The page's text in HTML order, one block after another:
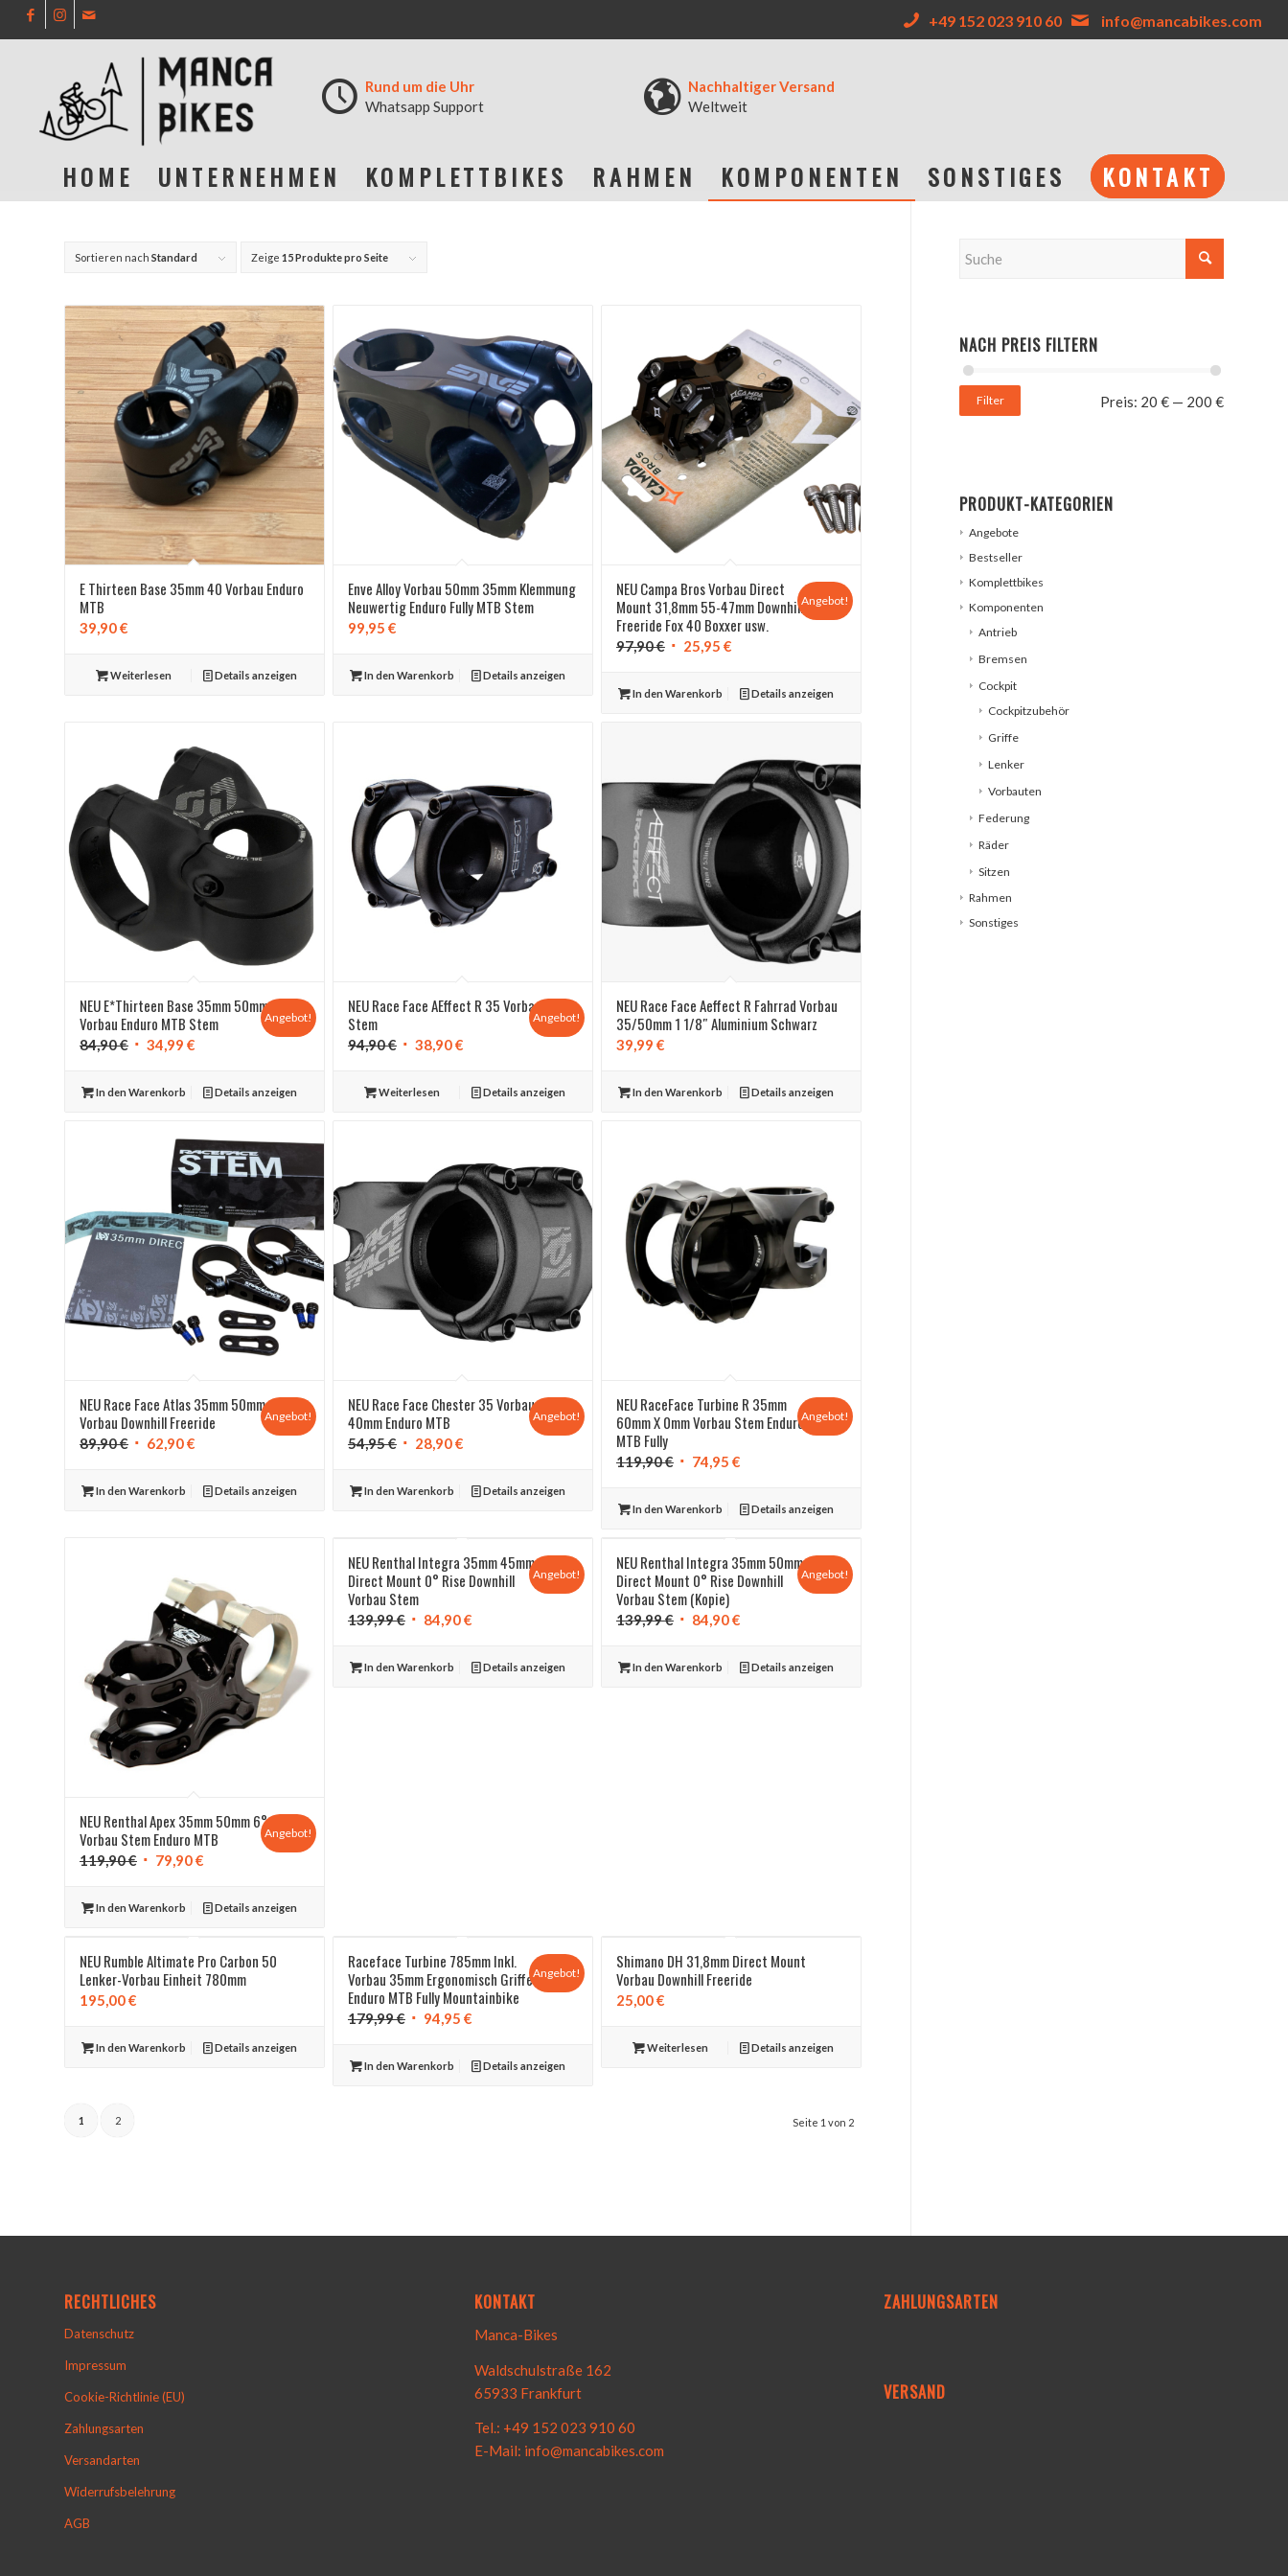
+49 152 023 910 60 info@mancabikes.com
Rund um die Uhr
Whatsapp Support
Nachhaltiger Versand
Weltweit
HOME UNTERNEHMEN KOMPLETTBIKES RAHMEN KOMPONENTEN SONSTIGES KONTAKT
Sortieren nach Standard Zeige 15 Produkte pro Seite
E Thirteen Base 35mm 40 Vorbau Enduro
MTB
39,90€
Weiterlesen Details anzeigen
Enve Alloy Vorbau 50mm 35mm Klemmung
Neuwertig Enduro Fully MTB Stem
99,95 €
In den Warenkorb Details anzeigen
NEU Campa Bros Vorbau Direct
Mount 31,8mm 55-47mm Downhill
Freeride Fox 40 Boxxer usw.
97,90€ Ursprünglicher
war:
25,95 €Aktueller
ist:
Angebot!
In den Warenkorb Details anzeigen
NEU E*Thirteen Base 35mm 50mm
Vorbau Enduro MTB Stem
84,90€ Ursprünglicher
war:
34,99 €
ist:
Angebot!
In den Warenkorb Details anzeigen
NEU Race Face AEffect R 35 Vorbau
Stem
94,90€ Ursprünglicher
war:
38,90€Aktueller
ist:
Angebot!
Weiterlesen Details anzeigen
NEU Race Face Aeffect R Fahrrad Vorbau
35/50mm 1 1/8″ Aluminium Schwarz
39,99 €
In den Warenkorb Details anzeigen
NEU Race Face Atlas 35mm 50mm
Vorbau Downhill Freeride
89,90€ Ursprünglicher
war:
62,90€
ist:
Angebot!
In den Warenkorb Details anzeigen
NEU Race Face Chester 35 Vorbau
40mm Enduro MTB
54,95€ Ursprünglicher
war:
28,90€Aktueller
ist:
Angebot!
In den Warenkorb Details anzeigen
NEU RaceFace Turbine R 35mm
60mm X 0mm Vorbau Stem Enduro
MTB Fully
119,90€ Ursprünglicher
war:
74,95 €Aktueller
ist:
Angebot!
In den Warenkorb Details anzeigen
NEU Renthal Apex 35mm 50mm 6°
Vorbau Stem Enduro MTB
119,90€ Ursprünglicher
war:
79,90€
ist:
Angebot!
In den Warenkorb Details anzeigen
NEU Renthal Integra 35mm 45mm
Direct Mount 0° Rise Downhill
Vorbau Stem
139,99€ Ursprünglicher
war:
84,90€Aktueller
ist:
Angebot!
In den Warenkorb Details anzeigen
NEU Renthal Integra 35mm 50mm
Direct Mount 0° Rise Downhill
Vorbau Stem (Kopie)
139,99€ Ursprünglicher
war:
84,90€Aktueller
ist:
Angebot!
In den Warenkorb Details anzeigen
NEU Rumble Altimate Pro Carbon 50
Lenker-Vorbau Einheit 780mm
195,00€
In den Warenkorb Details anzeigen
Raceface Turbine 785mm Inkl.
Vorbau 35mm Ergonomisch Griffe
Enduro MTB Fully Mountainbike
179,99€ Ursprünglicher
war:
94,95 €Aktueller
ist:
Angebot!
In den Warenkorb Details anzeigen
Shimano DH 31,8mm Direct Mount
Vorbau Downhill Freeride
25,00€
Weiterlesen Details anzeigen
Seite 1 von 2
1 2
NACH PREIS FILTERN
Filter Preis: 20 € — 200 €
PRODUKT-KATEGORIEN
Angebote
Bestseller
Komplettbikes
Komponenten
Antrieb
Bremsen
Cockpit
Cockpitzubehör
Griffe
Lenker
Vorbauten
Federung
Räder
Sitzen
Rahmen
Sonstiges
RECHTLICHES
Datenschutz
Impressum
Cookie-Richtlinie (EU)
Zahlungsarten
Versandarten
Widerrufsbelehrung
AGB
KONTAKT
Manca-Bikes
Waldschulstraße 162
65933 Frankfurt
Tel.: +49 152 023 910 60
E-Mail: info@mancabikes.com
ZAHLUNGSARTEN
VERSAND